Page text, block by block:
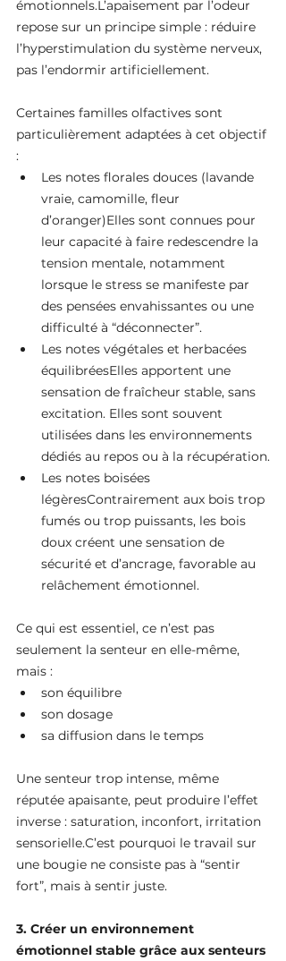
émotionnels.L’apaisement par l’odeur
repose sur un principe simple : réduire
l’hyperstimulation du système nerveux,
pas l’endormir artificiellement.
Certaines familles olfactives sont
particulièrement adaptées à cet objectif
:
Les notes florales douces (lavande
vraie, camomille, fleur
d’oranger)Elles sont connues pour
leur capacité à faire redescendre la
tension mentale, notamment
lorsque le stress se manifeste par
des pensées envahissantes ou une
difficulté à “déconnecter”.
Les notes végétales et herbacées
équilibréesElles apportent une
sensation de fraîcheur stable, sans
excitation. Elles sont souvent
utilisées dans les environnements
dédiés au repos ou à la récupération.
Les notes boisées
légèresContrairement aux bois trop
fumés ou trop puissants, les bois
doux créent une sensation de
sécurité et d’ancrage, favorable au
relâchement émotionnel.
Ce qui est essentiel, ce n’est pas
seulement la senteur en elle-même,
mais :
son équilibre
son dosage
sa diffusion dans le temps
Une senteur trop intense, même
réputée apaisante, peut produire l’effet
inverse : saturation, inconfort, irritation
sensorielle.C’est pourquoi le travail sur
une bougie ne consiste pas à “sentir
fort”, mais à sentir juste.
3. Créer un environnement
émotionnel stable grâce aux senteurs